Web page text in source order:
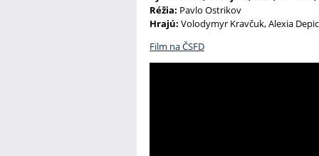
Réžia: Pavlo Ostrikov
Hrajú: Volodymyr Kravčuk, Alexia
Film na ČSFD